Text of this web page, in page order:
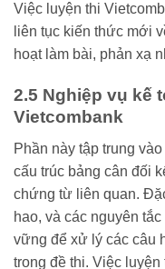
Việc luyện thi
liên tục kiến thức mới
hoạt làm bài, phản xạ
2.5 Nghiệp vụ kế
Vietcombank
Phần này tập trung
cấu trúc bảng cân đối
chứng từ liên quan.
hao, và các nguyên
vững để xử lý các câu
trong đề thi. Việc